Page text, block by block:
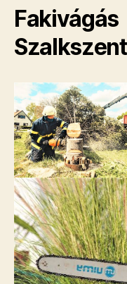
Fakivágás